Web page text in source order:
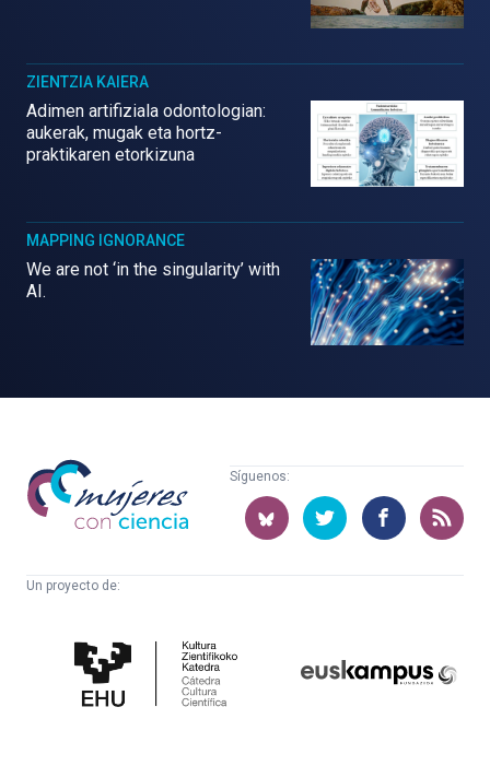
ZIENTZIA KAIERA
Adimen artifiziala odontologian:
aukerak, mugak eta hortz-
praktikaren etorkizuna
MAPPING IGNORANCE
We are not ‘in the singularity’ with
AI.
Mujeres
con
ciencia
Síguenos:
Un proyecto de:
Cultura
Científica